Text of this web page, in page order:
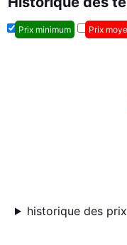
Prix minimum Prix
historique des prix